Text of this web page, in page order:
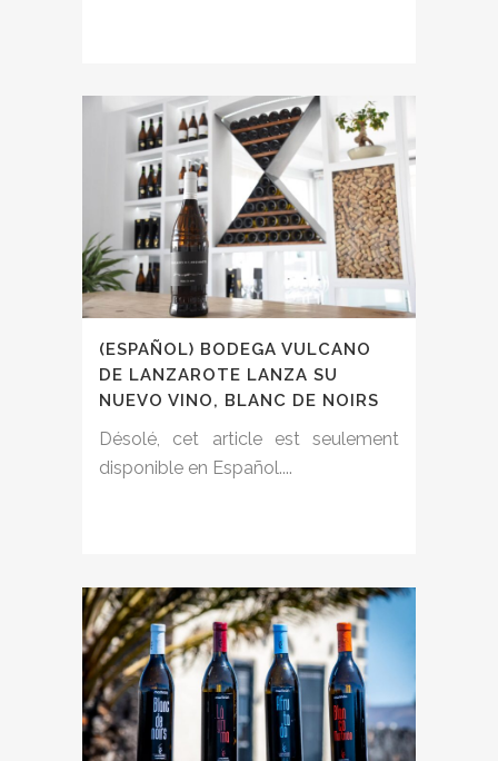
(ESPAÑOL) BODEGA VULCANO
DE LANZAROTE LANZA SU
NUEVO VINO, BLANC DE NOIRS
Désolé, cet article est seulement
disponible en Español....